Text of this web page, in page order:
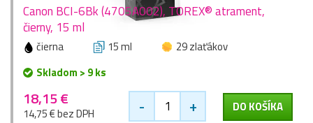
Canon BCI-6Bk (4705A002), TOREX® atrament,
čierny, 15 ml
čierna 15 ml
29 zlaťákov
Skladom > 9 ks
18,15 €
14,75 € bez DPH - + DO KOŠÍKA